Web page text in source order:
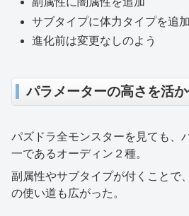
サブタイプに体力タイプを追加
進化前は変更なしのよう
パラメーターの高さを活
パズドラ全モンスターを見ても、
一であるオーディン２種。
副属性やサブタイプが付くことで
の使い道も広がった。